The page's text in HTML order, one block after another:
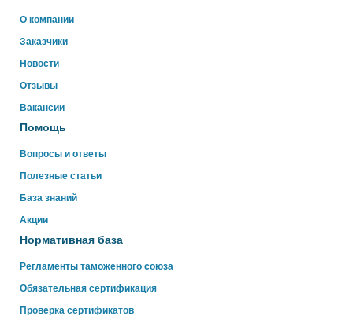
О компании
Заказчики
Новости
Отзывы
Вакансии
Помощь
Вопросы и ответы
Полезные статьи
База знаний
Акции
Нормативная база
Регламенты таможенного союза
Обязательная сертификация
Проверка сертификатов